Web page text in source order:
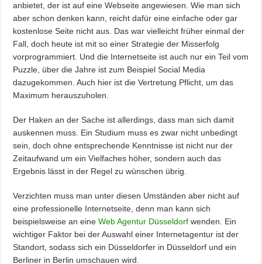
anbietet, der ist auf eine Webseite angewiesen. Wie man sich
aber schon denken kann, reicht dafür eine einfache oder gar
kostenlose Seite nicht aus. Das war vielleicht früher einmal der
Fall, doch heute ist mit so einer Strategie der Misserfolg
vorprogrammiert. Und die Internetseite ist auch nur ein Teil vom
Puzzle, über die Jahre ist zum Beispiel Social Media
dazugekommen. Auch hier ist die Vertretung Pflicht, um das
Maximum herauszuholen.
Der Haken an der Sache ist allerdings, dass man sich damit
auskennen muss. Ein Studium muss es zwar nicht unbedingt
sein, doch ohne entsprechende Kenntnisse ist nicht nur der
Zeitaufwand um ein Vielfaches höher, sondern auch das
Ergebnis lässt in der Regel zu wünschen übrig.
Verzichten muss man unter diesen Umständen aber nicht auf
eine professionelle Internetseite, denn man kann sich
beispielsweise an eineWeb Agentur Düsseldorf wenden. Ein
wichtiger Faktor bei der Auswahl einer Internetagentur ist der
Standort, sodass sich ein Düsseldorfer in Düsseldorf und ein
Berliner in Berlin umschauen wird.